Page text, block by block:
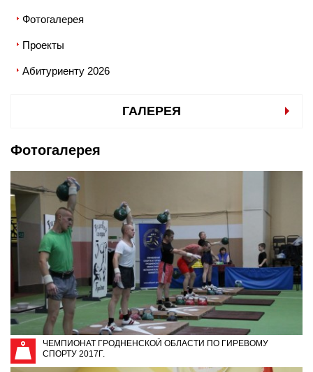
Фотогалерея
Проекты
Абитуриенту 2026
ГАЛЕРЕЯ
Фотогалерея
ЧЕМПИОНАТ ГРОДНЕНСКОЙ ОБЛАСТИ ПО ГИРЕВОМУ
СПОРТУ 2017Г.